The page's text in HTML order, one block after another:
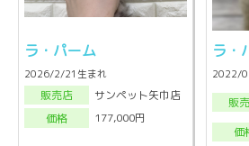
ラ・パーム
2026/2/21生まれ
販売店
サンペット矢巾店
価格
177,000円
ラ・
2022/
販
価